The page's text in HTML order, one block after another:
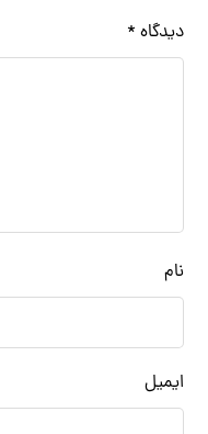
دیدگاه *
نام
ایمیل